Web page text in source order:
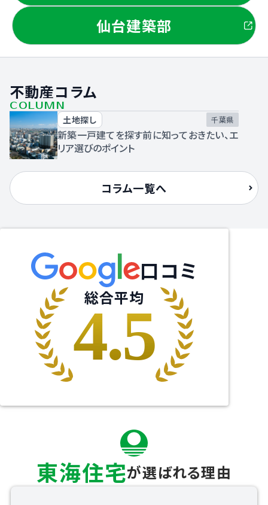
仙台建築部
不動産コラム
COLUMN
土地探し
千葉県
新築一戸建てを探す前に知っておきたい、エ
リア選びのポイント
コラム一覧へ
口コミ
総合平均
4.5
東海住宅が選ばれる理由